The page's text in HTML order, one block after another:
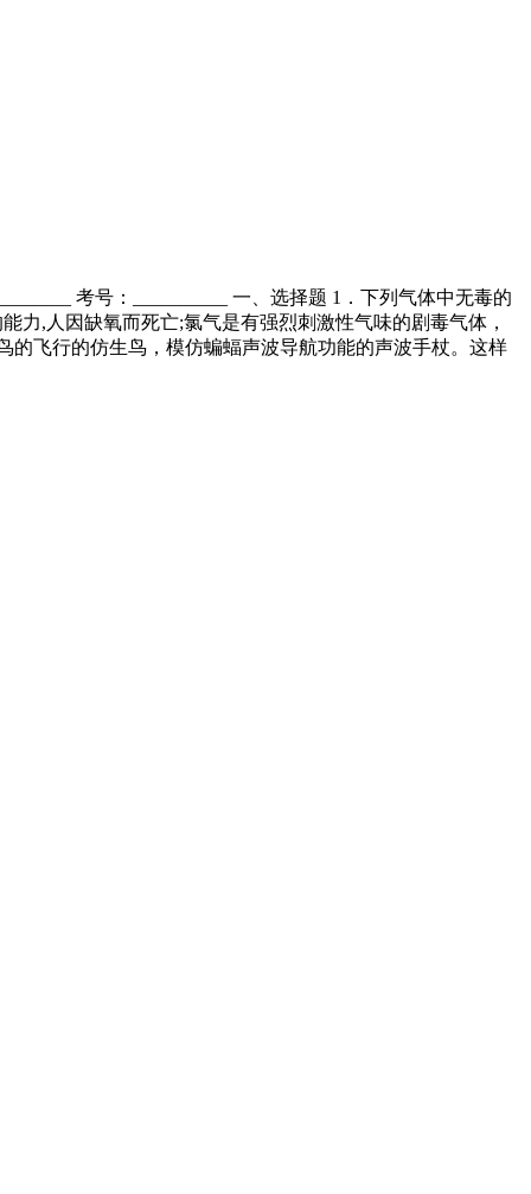
考号：__________ 一、选择题 1．下列气体中无毒的
力,人因缺氧而死亡;氯气是有强烈刺激性气味的剧毒气体，
飞行的仿生鸟，模仿蝙蝠声波导航功能的声波手杖。这样